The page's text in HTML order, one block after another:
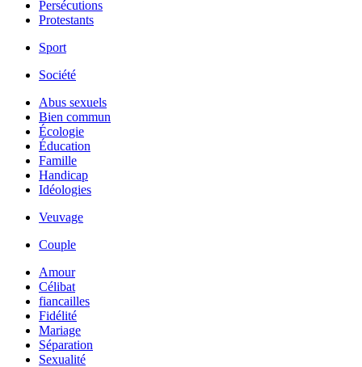
Persécutions
Protestants
Sport
Société
Abus sexuels
Bien commun
Écologie
Éducation
Famille
Handicap
Idéologies
Veuvage
Couple
Amour
Célibat
fiancailles
Fidélité
Mariage
Séparation
Sexualité